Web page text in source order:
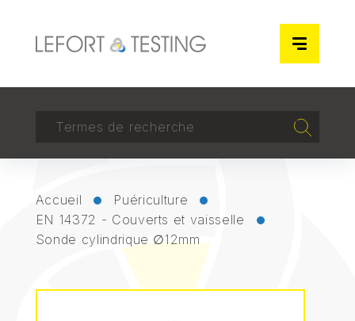
RECHERCHER
Accueil
Puériculture
EN 14372 - Couverts et vaisselle
Sonde cylindrique ∅12mm